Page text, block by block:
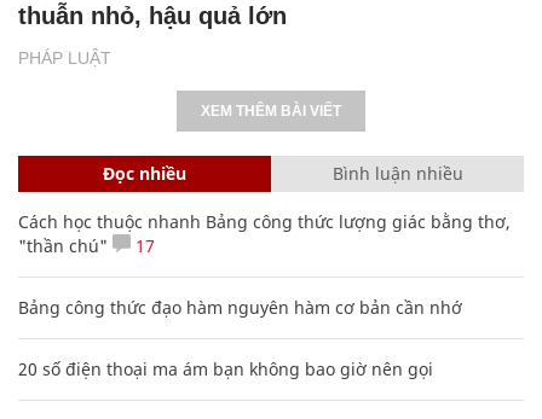
PHÁP LUẬT
thuẫn nhỏ, hậu quả lớn
XEM THÊM BÀI VIẾT
Đọc nhiều Bình luận nhiều
Cách học thuộc nhanh Bảng công thức lượng giác bằng thơ,
"thần chú"
17
Bảng công thức đạo hàm nguyên hàm cơ bản cần nhớ
20 số điện thoại ma ám bạn không bao giờ nên gọi